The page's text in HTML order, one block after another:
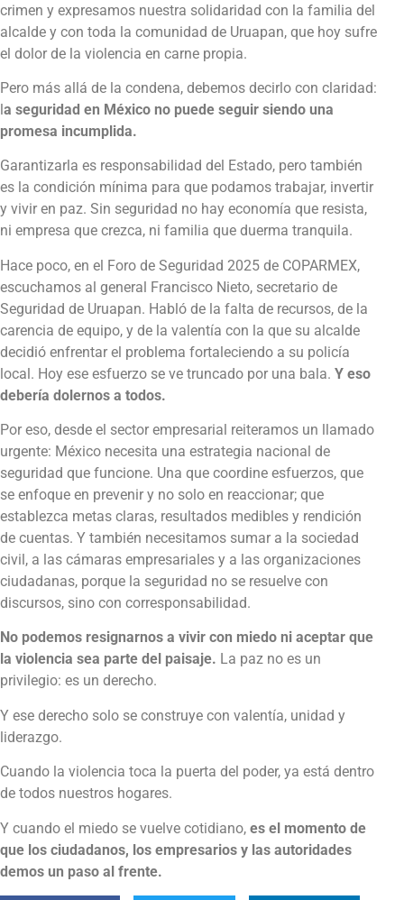
crimen y expresamos nuestra solidaridad con la familia del
alcalde y con toda la comunidad de Uruapan, que hoy sufre
el dolor de la violencia en carne propia.
Pero más allá de la condena, debemos decirlo con claridad:
la seguridad en México no puede seguir siendo una
promesa incumplida.
Garantizarla es responsabilidad del Estado, pero también
es la condición mínima para que podamos trabajar, invertir
y vivir en paz. Sin seguridad no hay economía que resista,
ni empresa que crezca, ni familia que duerma tranquila.
Hace poco, en el Foro de Seguridad 2025 de COPARMEX,
escuchamos al general Francisco Nieto, secretario de
Seguridad de Uruapan. Habló de la falta de recursos, de la
carencia de equipo, y de la valentía con la que su alcalde
decidió enfrentar el problema fortaleciendo a su policía
local. Hoy ese esfuerzo se ve truncado por una bala. Y eso
debería dolernos a todos.
Por eso, desde el sector empresarial reiteramos un llamado
urgente: México necesita una estrategia nacional de
seguridad que funcione. Una que coordine esfuerzos, que
se enfoque en prevenir y no solo en reaccionar; que
establezca metas claras, resultados medibles y rendición
de cuentas. Y también necesitamos sumar a la sociedad
civil, a las cámaras empresariales y a las organizaciones
ciudadanas, porque la seguridad no se resuelve con
discursos, sino con corresponsabilidad.
No podemos resignarnos a vivir con miedo ni aceptar que
la violencia sea parte del paisaje. La paz no es un
privilegio: es un derecho.
Y ese derecho solo se construye con valentía, unidad y
liderazgo.
Cuando la violencia toca la puerta del poder, ya está dentro
de todos nuestros hogares.
Y cuando el miedo se vuelve cotidiano, es el momento de
que los ciudadanos, los empresarios y las autoridades
demos un paso al frente.